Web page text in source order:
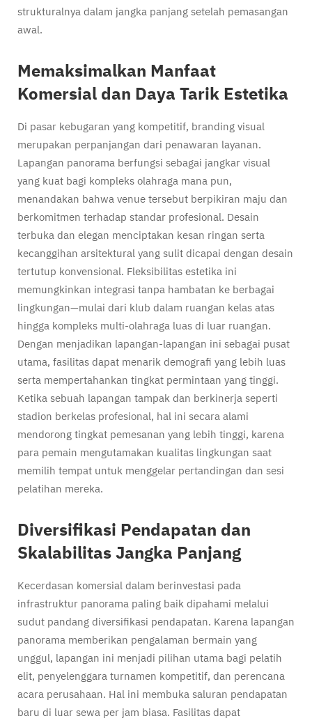
strukturalnya dalam jangka panjang setelah pemasangan
awal.
Memaksimalkan Manfaat
Komersial dan Daya Tarik Estetika
Di pasar kebugaran yang kompetitif, branding visual
merupakan perpanjangan dari penawaran layanan.
Lapangan panorama berfungsi sebagai jangkar visual
yang kuat bagi kompleks olahraga mana pun,
menandakan bahwa venue tersebut berpikiran maju dan
berkomitmen terhadap standar profesional. Desain
terbuka dan elegan menciptakan kesan ringan serta
kecanggihan arsitektural yang sulit dicapai dengan desain
tertutup konvensional. Fleksibilitas estetika ini
memungkinkan integrasi tanpa hambatan ke berbagai
lingkungan—mulai dari klub dalam ruangan kelas atas
hingga kompleks multi-olahraga luas di luar ruangan.
Dengan menjadikan lapangan-lapangan ini sebagai pusat
utama, fasilitas dapat menarik demografi yang lebih luas
serta mempertahankan tingkat permintaan yang tinggi.
Ketika sebuah lapangan tampak dan berkinerja seperti
stadion berkelas profesional, hal ini secara alami
mendorong tingkat pemesanan yang lebih tinggi, karena
para pemain mengutamakan kualitas lingkungan saat
memilih tempat untuk menggelar pertandingan dan sesi
pelatihan mereka.
Diversifikasi Pendapatan dan
Skalabilitas Jangka Panjang
Kecerdasan komersial dalam berinvestasi pada
infrastruktur panorama paling baik dipahami melalui
sudut pandang diversifikasi pendapatan. Karena lapangan
panorama memberikan pengalaman bermain yang
unggul, lapangan ini menjadi pilihan utama bagi pelatih
elit, penyelenggara turnamen kompetitif, dan perencana
acara perusahaan. Hal ini membuka saluran pendapatan
baru di luar sewa per jam biasa. Fasilitas dapat